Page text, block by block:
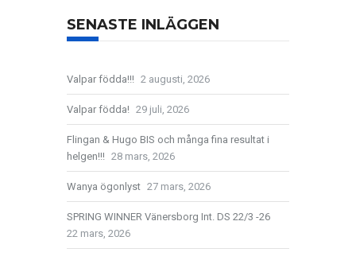
SENASTE INLÄGGEN
Valpar födda!!! 2 augusti, 2026
Valpar födda! 29 juli, 2026
Flingan & Hugo BIS och många fina resultat i
helgen!!! 28 mars, 2026
Wanya ögonlyst 27 mars, 2026
SPRING WINNER Vänersborg Int. DS 22/3 -26
22 mars, 2026